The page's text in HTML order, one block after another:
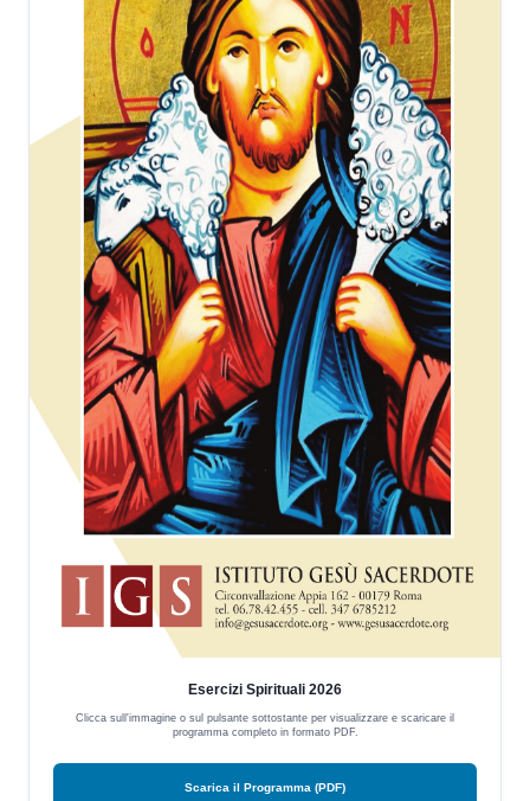
Esercizi Spirituali 2026
Clicca sull'immagine o sul pulsante sottostante per visualizzare e scaricare il
programma completo in formato PDF.
Scarica il Programma (PDF)